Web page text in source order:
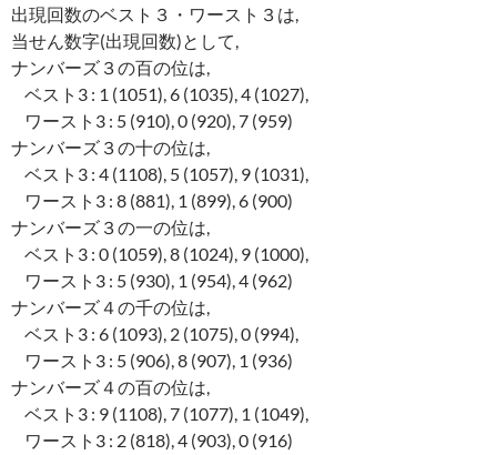
出現回数のベスト３・ワースト３は,
当せん数字(出現回数)として,
ナンバーズ３の百の位は,
ベスト3 : 1 (1051), 6 (1035), 4 (1027),
ワースト3 : 5 (910), 0 (920), 7 (959)
ナンバーズ３の十の位は,
ベスト3 : 4 (1108), 5 (1057), 9 (1031),
ワースト3 : 8 (881), 1 (899), 6 (900)
ナンバーズ３の一の位は,
ベスト3 : 0 (1059), 8 (1024), 9 (1000),
ワースト3 : 5 (930), 1 (954), 4 (962)
ナンバーズ４の千の位は,
ベスト3 : 6 (1093), 2 (1075), 0 (994),
ワースト3 : 5 (906), 8 (907), 1 (936)
ナンバーズ４の百の位は,
ベスト3 : 9 (1108), 7 (1077), 1 (1049),
ワースト3 : 2 (818), 4 (903), 0 (916)